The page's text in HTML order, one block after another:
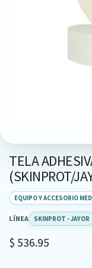
TELA
(SKINPROT/
EQUIPO Y ACCESORIO
LÍNEA SKINPROT - JAYOR
$ 536.95